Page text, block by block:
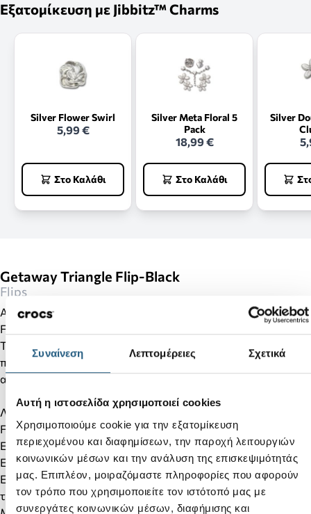
Συναίνεση Λεπτομέρειες Σχετικά
Αυτή η ιστοσελίδα χρησιμοποιεί cookies
Χρησιμοποιούμε cookie για την εξατομίκευση
περιεχομένου και διαφημίσεων, την παροχή λειτουργιών
κοινωνικών μέσων και την ανάλυση της επισκεψιμότητάς
μας. Επιπλέον, μοιραζόμαστε πληροφορίες που αφορούν
τον τρόπο που χρησιμοποιείτε τον ιστότοπό μας με
συνεργάτες κοινωνικών μέσων, διαφήμισης και
Εξατομίκευση με Jibbitz™ Charms
Silver Flower Swirl
5,99 €
Στο Καλάθι
Silver Meta Floral 5
Pack
18,99 €
Στο Καλάθι
Silver
Getaway Triangle Flip-Black
Flips
Ανακαλύψτε την απόλυτη αίσθηση άνεσης με το Getaway A-
Flip, σχεδιασμένο με την καινοτόμο τεχνολογία Free Feel
Technology™. Τα εξαιρετικά μαλακά και εύκαμπτα λουράκια
προσαρμόζονται φυσικά στο πόδι, προσφέροντας
ανάλαφρη αίσθηση σε κάθε βήμα.
Λεπτομέρειες προϊόντος:
Free Feel Technology™ για αίσθηση απόλυτης ελευθερίας
Εξαιρετικά μαλακά και λεία λουράκια
Ελαφριά κατασκευή για άνεση όλη μέρα
Εύκαμπτος σχεδιασμός που ακολουθεί τη φυσική κίνηση
του ποδιού